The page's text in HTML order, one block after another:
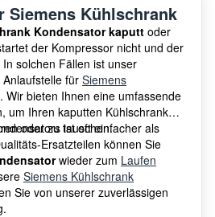
Siemens Kühlschrank
Kondensator kaputt oder
der Kompressor nicht und der
solchen Fällen ist unser
fürSiemens
. Wir bieten Ihnen eine umfassende
um Ihren kaputten Kühlschrank
oder zu tauschen.
ist oft einfacher als
Ersatzteilen können Sie
wieder zum Laufen
Siemens Kühlschrank
Sie von unserer zuverlässigen